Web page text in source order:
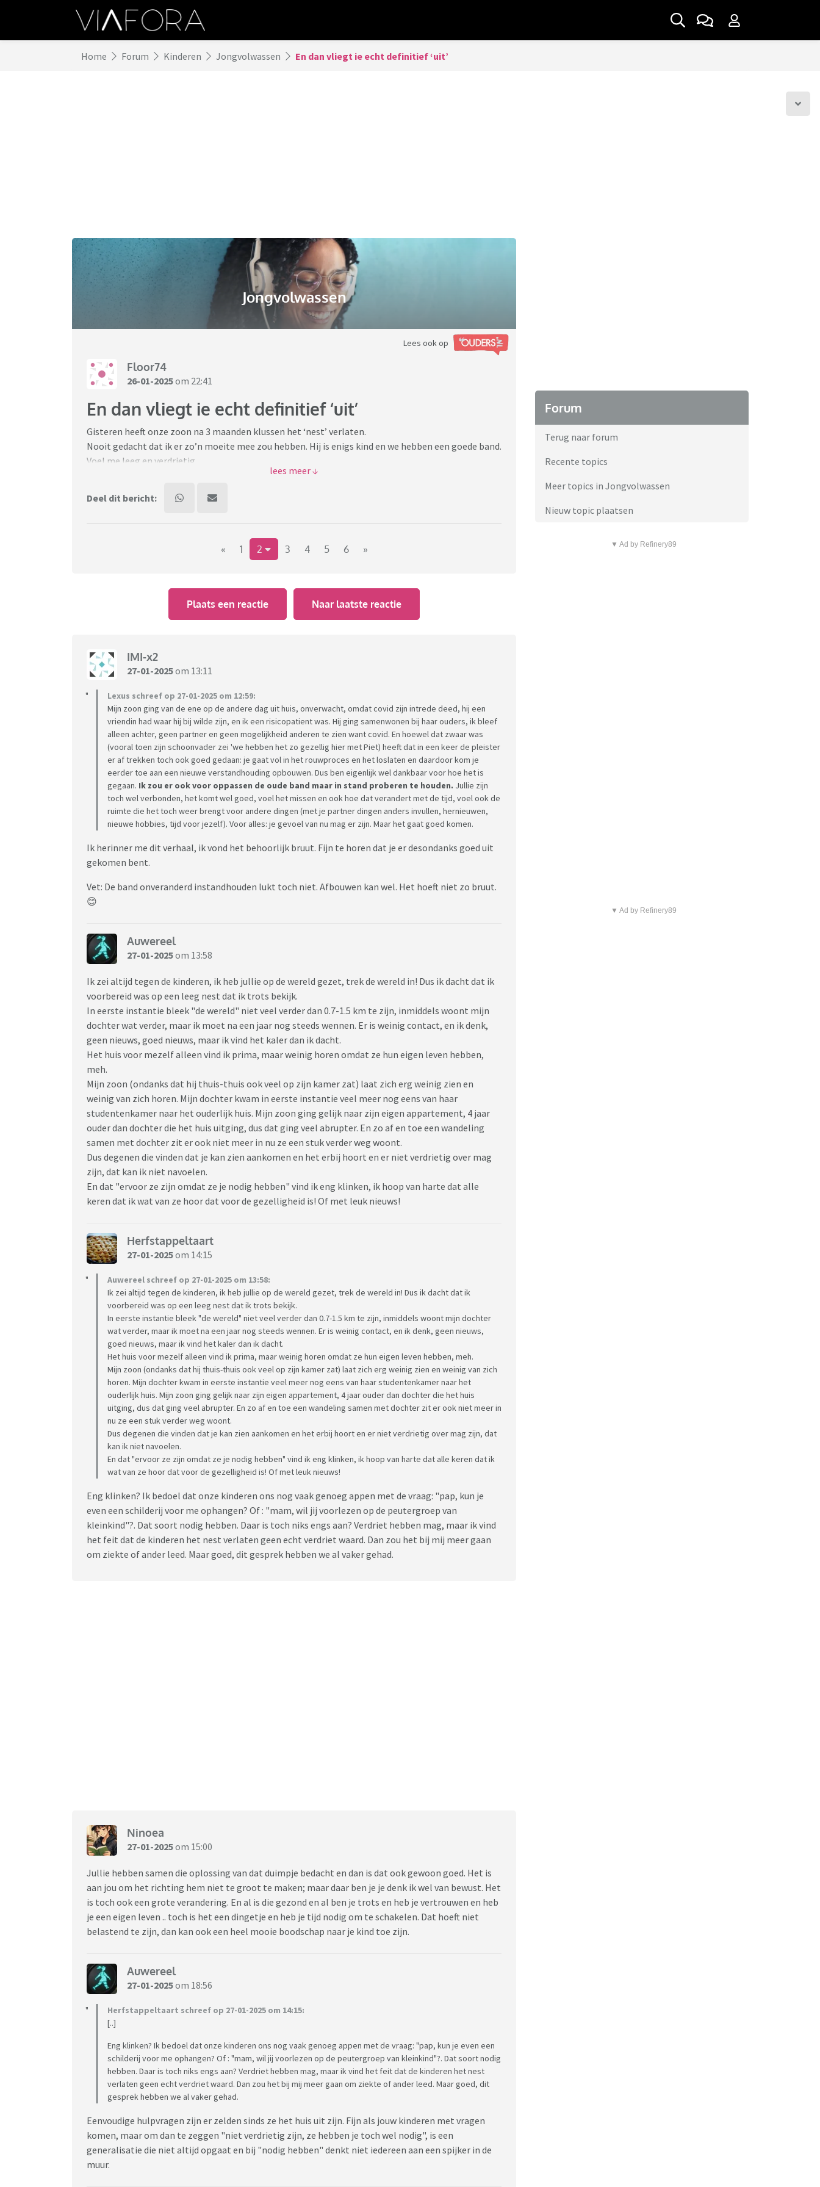
Home Forum Kinderen Jongvolwassen En dan vliegt ie echt definitief ‘uit’
Jongvolwassen
Lees ook op
Floor74
26-01-2025om 22:41
En dan vliegt ie echt definitief ‘uit’
Gisteren heeft onze zoon na 3 maanden klussen het ‘nest’ verlaten.
Nooit gedacht dat ik er zo’n moeite mee zou hebben. Hij is enigs kind en we hebben een goede band.
Voel me leeg en verdrietig.
het feit dat een hoofdstuk wordt afgesloten en hij nu echt alleen gaat wonen geeft me een
Tranen lopen over mijn wangen als ik zijn lege kamer zie.
Ik merk dat ik het gevoel van ‘controle kwijt zijn’, voor zover je dat nog hebt als je kind begin 20tig
wel een schaduw over.
Wellicht klinkt t overdreven en het is echt niet zo dat ik geen eigen leven heb. Ik werk, heb een
Hoop zo dat ik over paar weken gewoon lachend bij hem op bezoek kan gaan zonder te huilen als ik
wegga. Ik probeer hem niet te belasten met mijn emoties en dat lukt redelijk. Hij weet dat ik t
lastig vindt en zegt dan heel lief…mam alles komt goed.
Nu moet mam dat ook nog eens gaan geloven 🥹
Deel dit bericht:
« 1 2 3 4 5 6 »
Plaats een reactie Naar laatste reactie
IMI-x2
27-01-2025om 13:11
Lexus schreef op 27-01-2025 om 12:59:
Mijn zoon ging van de ene op de andere dag uit huis, onverwacht, omdat covid zijn intrede deed, hij een
vriendin had waar hij bij wilde zijn, en ik een risicopatient was. Hij ging samenwonen bij haar ouders, ik bleef
alleen achter, geen partner en geen mogelijkheid anderen te zien want covid. En hoewel dat zwaar was
(vooral toen zijn schoonvader zei 'we hebben het zo gezellig hier met Piet) heeft dat in een keer de pleister
er af trekken toch ook goed gedaan: je gaat vol in het rouwproces en het loslaten en daardoor kom je
eerder toe aan een nieuwe verstandhouding opbouwen. Dus ben eigenlijk wel dankbaar voor hoe het is
gegaan. Ik zou er ook voor oppassen de oude band maar in stand proberen te houden. Jullie zijn
toch wel verbonden, het komt wel goed, voel het missen en ook hoe dat verandert met de tijd, voel ook de
ruimte die het toch weer brengt voor andere dingen (met je partner dingen anders invullen, hernieuwen,
nieuwe hobbies, tijd voor jezelf). Voor alles: je gevoel van nu mag er zijn. Maar het gaat goed komen.
Ik herinner me dit verhaal, ik vond het behoorlijk bruut. Fijn te horen dat je er desondanks goed uit
gekomen bent.
Vet: De band onveranderd instandhouden lukt toch niet. Afbouwen kan wel. Het hoeft niet zo bruut.
😊
Auwereel
27-01-2025om 13:58
Ik zei altijd tegen de kinderen, ik heb jullie op de wereld gezet, trek de wereld in! Dus ik dacht dat ik
voorbereid was op een leeg nest dat ik trots bekijk.
In eerste instantie bleek "de wereld" niet veel verder dan 0.7-1.5 km te zijn, inmiddels woont mijn
dochter wat verder, maar ik moet na een jaar nog steeds wennen. Er is weinig contact, en ik denk,
geen nieuws, goed nieuws, maar ik vind het kaler dan ik dacht.
Het huis voor mezelf alleen vind ik prima, maar weinig horen omdat ze hun eigen leven hebben,
meh.
Mijn zoon (ondanks dat hij thuis-thuis ook veel op zijn kamer zat) laat zich erg weinig zien en
weinig van zich horen. Mijn dochter kwam in eerste instantie veel meer nog eens van haar
studentenkamer naar het ouderlijk huis. Mijn zoon ging gelijk naar zijn eigen appartement, 4 jaar
ouder dan dochter die het huis uitging, dus dat ging veel abrupter. En zo af en toe een wandeling
samen met dochter zit er ook niet meer in nu ze een stuk verder weg woont.
Dus degenen die vinden dat je kan zien aankomen en het erbij hoort en er niet verdrietig over mag
zijn, dat kan ik niet navoelen.
En dat "ervoor ze zijn omdat ze je nodig hebben" vind ik eng klinken, ik hoop van harte dat alle
keren dat ik wat van ze hoor dat voor de gezelligheid is! Of met leuk nieuws!
Herfstappeltaart
27-01-2025om 14:15
Auwereel schreef op 27-01-2025 om 13:58:
Ik zei altijd tegen de kinderen, ik heb jullie op de wereld gezet, trek de wereld in! Dus ik dacht dat ik
voorbereid was op een leeg nest dat ik trots bekijk.
In eerste instantie bleek "de wereld" niet veel verder dan 0.7-1.5 km te zijn, inmiddels woont mijn dochter
wat verder, maar ik moet na een jaar nog steeds wennen. Er is weinig contact, en ik denk, geen nieuws,
goed nieuws, maar ik vind het kaler dan ik dacht.
Het huis voor mezelf alleen vind ik prima, maar weinig horen omdat ze hun eigen leven hebben, meh.
Mijn zoon (ondanks dat hij thuis-thuis ook veel op zijn kamer zat) laat zich erg weinig zien en weinig van zich
horen. Mijn dochter kwam in eerste instantie veel meer nog eens van haar studentenkamer naar het
ouderlijk huis. Mijn zoon ging gelijk naar zijn eigen appartement, 4 jaar ouder dan dochter die het huis
uitging, dus dat ging veel abrupter. En zo af en toe een wandeling samen met dochter zit er ook niet meer in
nu ze een stuk verder weg woont.
Dus degenen die vinden dat je kan zien aankomen en het erbij hoort en er niet verdrietig over mag zijn, dat
kan ik niet navoelen.
En dat "ervoor ze zijn omdat ze je nodig hebben" vind ik eng klinken, ik hoop van harte dat alle keren dat ik
wat van ze hoor dat voor de gezelligheid is! Of met leuk nieuws!
Eng klinken? Ik bedoel dat onze kinderen ons nog vaak genoeg appen met de vraag: "pap, kun je
even een schilderij voor me ophangen? Of : "mam, wil jij voorlezen op de peutergroep van
kleinkind"?. Dat soort nodig hebben. Daar is toch niks engs aan? Verdriet hebben mag, maar ik vind
het feit dat de kinderen het nest verlaten geen echt verdriet waard. Dan zou het bij mij meer gaan
om ziekte of ander leed. Maar goed, dit gesprek hebben we al vaker gehad.
Ninoea
27-01-2025om 15:00
Jullie hebben samen die oplossing van dat duimpje bedacht en dan is dat ook gewoon goed. Het is
aan jou om het richting hem niet te groot te maken; maar daar ben je je denk ik wel van bewust. Het
is toch ook een grote verandering. En al is die gezond en al ben je trots en heb je vertrouwen en heb
je een eigen leven .. toch is het een dingetje en heb je tijd nodig om te schakelen. Dat hoeft niet
belastend te zijn, dan kan ook een heel mooie boodschap naar je kind toe zijn.
Auwereel
27-01-2025om 18:56
Herfstappeltaart schreef op 27-01-2025 om 14:15:
[..]
Eng klinken? Ik bedoel dat onze kinderen ons nog vaak genoeg appen met de vraag: "pap, kun je even een
schilderij voor me ophangen? Of : "mam, wil jij voorlezen op de peutergroep van kleinkind"?. Dat soort nodig
hebben. Daar is toch niks engs aan? Verdriet hebben mag, maar ik vind het feit dat de kinderen het nest
verlaten geen echt verdriet waard. Dan zou het bij mij meer gaan om ziekte of ander leed. Maar goed, dit
gesprek hebben we al vaker gehad.
Eenvoudige hulpvragen zijn er zelden sinds ze het huis uit zijn. Fijn als jouw kinderen met vragen
komen, maar om dan te zeggen "niet verdrietig zijn, ze hebben je toch wel nodig", is een
generalisatie die niet altijd opgaat en bij "nodig hebben" denkt niet iedereen aan een spijker in de
muur.
Forum
Terug naar forum
Recente topics
Meer topics in Jongvolwassen
Nieuw topic plaatsen
▼ Ad by Refinery89
▼ Ad by Refinery89